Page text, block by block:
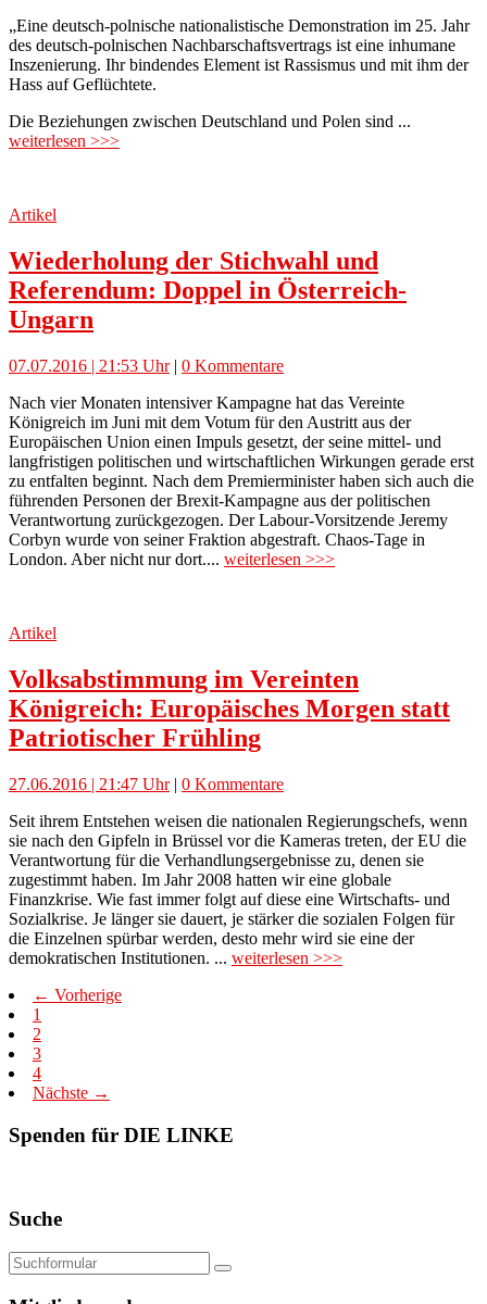
„Eine deutsch-polnische nationalistische Demonstration im 25. Jahr
des deutsch-polnischen Nachbarschaftsvertrags ist eine inhumane
Inszenierung. Ihr bindendes Element ist Rassismus und mit ihm der
Hass auf Geflüchtete.
Die Beziehungen zwischen Deutschland und Polen sind ...
weiterlesen >>>
Artikel
Wiederholung der Stichwahl und
Referendum: Doppel in Österreich-
Ungarn
07.07.2016 | 21:53 Uhr| 0 Kommentare
Nach vier Monaten intensiver Kampagne hat das Vereinte
Königreich im Juni mit dem Votum für den Austritt aus der
Europäischen Union einen Impuls gesetzt, der seine mittel- und
langfristigen politischen und wirtschaftlichen Wirkungen gerade erst
zu entfalten beginnt. Nach dem Premierminister haben sich auch die
führenden Personen der Brexit-Kampagne aus der politischen
Verantwortung zurückgezogen. Der Labour-Vorsitzende Jeremy
Corbyn wurde von seiner Fraktion abgestraft. Chaos-Tage in
London. Aber nicht nur dort.... weiterlesen >>>
Artikel
Volksabstimmung im Vereinten
Königreich: Europäisches Morgen statt
Patriotischer Frühling
27.06.2016 | 21:47 Uhr| 0 Kommentare
Seit ihrem Entstehen weisen die nationalen Regierungschefs, wenn
sie nach den Gipfeln in Brüssel vor die Kameras treten, der EU die
Verantwortung für die Verhandlungsergebnisse zu, denen sie
zugestimmt haben. Im Jahr 2008 hatten wir eine globale
Finanzkrise. Wie fast immer folgt auf diese eine Wirtschafts- und
Sozialkrise. Je länger sie dauert, je stärker die sozialen Folgen für
die Einzelnen spürbar werden, desto mehr wird sie eine der
demokratischen Institutionen. ... weiterlesen >>>
← Vorherige
1
2
3
4
Nächste →
Spenden für DIE LINKE
Suche